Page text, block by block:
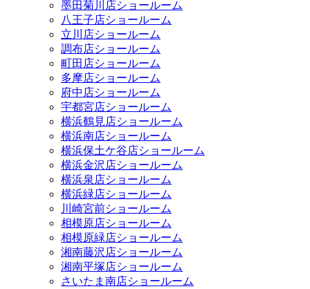
墨田菊川店ショールーム
八王子店ショールーム
立川店ショールーム
調布店ショールーム
町田店ショールーム
多摩店ショールーム
府中店ショールーム
宇都宮店ショールーム
横浜鶴見店ショールーム
横浜南店ショールーム
横浜保土ケ谷店ショールーム
横浜金沢店ショールーム
横浜泉店ショールーム
横浜緑店ショールーム
川崎宮前ショールーム
相模原店ショールーム
相模原緑店ショールーム
湘南藤沢店ショールーム
湘南平塚店ショールーム
さいたま南店ショールーム